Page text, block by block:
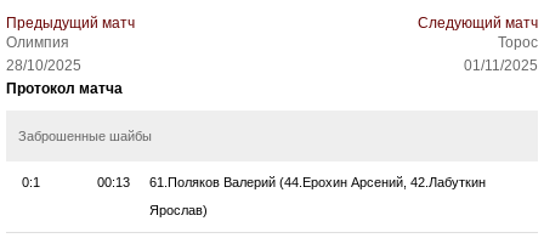
Предыдущий матч
Олимпия
28/10/2025
Следующий матч
Торос
01/11/2025
Протокол матча
Заброшенные шайбы
0:1 00:13
61.Поляков Валерий (44.Ерохин Арсений, 42.Лабуткин
Ярослав)